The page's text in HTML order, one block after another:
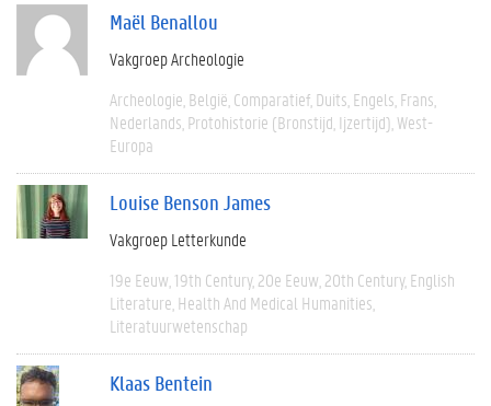
Maël Benallou
Vakgroep Archeologie
Archeologie België Comparatief Duits Engels Frans
Nederlands Protohistorie (bronstijd, Ijzertijd) West-
Europa
Louise Benson James
Vakgroep Letterkunde
19e Eeuw 19th Century 20e Eeuw 20th Century English
Literature Health And Medical Humanities
Literatuurwetenschap
Klaas Bentein